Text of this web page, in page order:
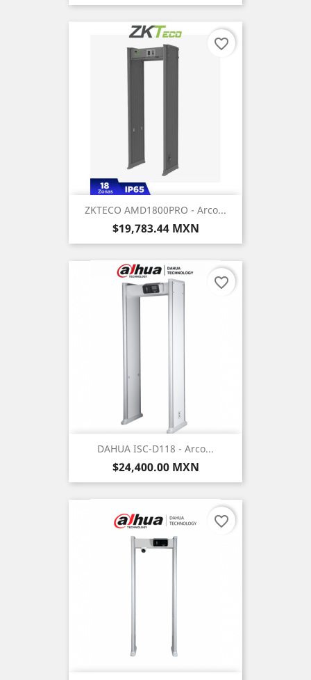
ZKTECO AMD1800PRO - Arco...
Precio
$19,783.44 MXN
favorite_border
DAHUA ISC-D118 - Arco...
Precio
$24,400.00 MXN
favorite_border
favorite_border